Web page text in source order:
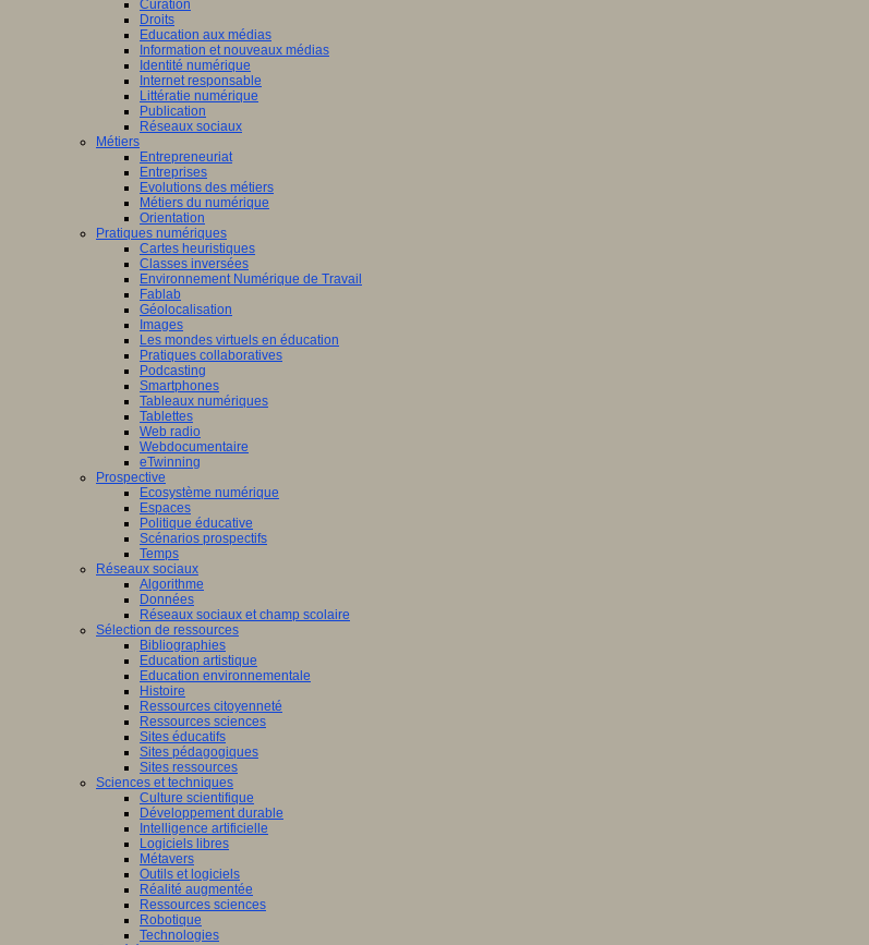
Curation
Droits
Education aux médias
Information et nouveaux médias
Identité numérique
Internet responsable
Littératie numérique
Publication
Réseaux sociaux
Métiers
Entrepreneuriat
Entreprises
Evolutions des métiers
Métiers du numérique
Orientation
Pratiques numériques
Cartes heuristiques
Classes inversées
Environnement Numérique de Travail
Fablab
Géolocalisation
Images
Les mondes virtuels en éducation
Pratiques collaboratives
Podcasting
Smartphones
Tableaux numériques
Tablettes
Web radio
Webdocumentaire
eTwinning
Prospective
Ecosystème numérique
Espaces
Politique éducative
Scénarios prospectifs
Temps
Réseaux sociaux
Algorithme
Données
Réseaux sociaux et champ scolaire
Sélection de ressources
Bibliographies
Education artistique
Education environnementale
Histoire
Ressources citoyenneté
Ressources sciences
Sites éducatifs
Sites pédagogiques
Sites ressources
Sciences et techniques
Culture scientifique
Développement durable
Intelligence artificielle
Logiciels libres
Métavers
Outils et logiciels
Réalité augmentée
Ressources sciences
Robotique
Technologies